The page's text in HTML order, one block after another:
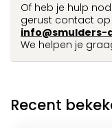
Of heb je hulp
gerust contact
info@smulders-
We helpen je
Recent